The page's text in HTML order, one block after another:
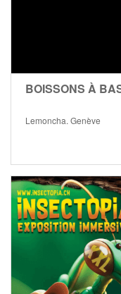
BOISSONS À
Lemoncha, Genève